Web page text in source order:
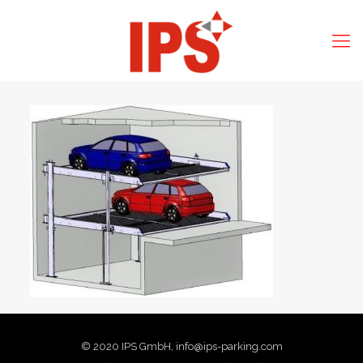
© 2020 IPS GmbH, info@ips-parking.com